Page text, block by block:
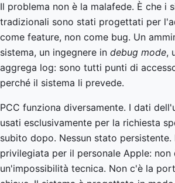
Il problema non è la malafede. È che i
tradizionali sono stati progettati per
come feature, non come bug. Un
sistema, un ingegnere in debug mode,
aggrega log: sono tutti punti di
perché il sistema li prevede.
PCC funziona diversamente. I dati
usati esclusivamente per la richiesta
subito dopo. Nessun stato persistente.
privilegiata per il personale Apple: non
un'impossibilità tecnica. Non c'è la